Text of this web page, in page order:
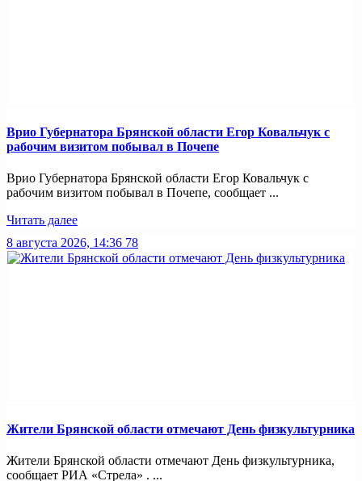
Врио Губернатора Брянской области Егор Ковальчук с
рабочим визитом побывал в Почепе
Врио Губернатора Брянской области Егор Ковальчук с
рабочим визитом побывал в Почепе, сообщает ...
Читать далее
8 августа 2026, 14:36 78
Жители Брянской области отмечают День физкультурника
Жители Брянской области отмечают День физкультурника,
сообщает РИА «Стрела» . ...